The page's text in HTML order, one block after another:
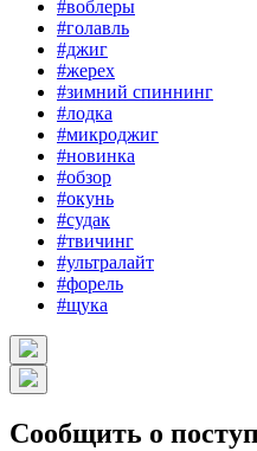
#воблеры
#голавль
#джиг
#жерех
#зимний спиннинг
#лодка
#микроджиг
#новинка
#обзор
#окунь
#судак
#твичинг
#ультралайт
#форель
#щука
Сообщить о